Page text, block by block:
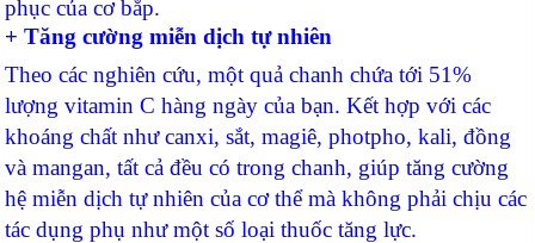
phục của cơ bắp.
+ Tăng cường miễn dịch tự nhiên
Theo các nghiên cứu, một quả chanh chứa tới 51%
lượng vitamin C hàng ngày của bạn. Kết hợp với các
khoáng chất như canxi, sắt, magiê, photpho, kali, đồng
và mangan, tất cả đều có trong chanh, giúp tăng cường
hệ miễn dịch tự nhiên của cơ thể mà không phải chịu các
tác dụng phụ như một số loại thuốc tăng lực.